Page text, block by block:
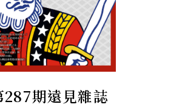
287期遠見雜誌